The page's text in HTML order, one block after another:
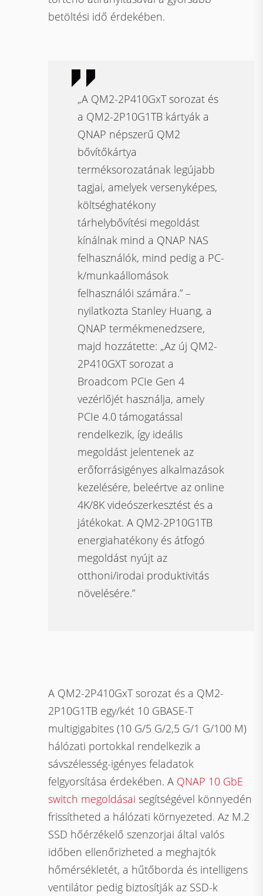
betöltési idő érdekében.
„A QM2-2P410GxT sorozat és
a QM2-2P10G1TB kártyák a
QNAP népszerű QM2
bővítőkártya
terméksorozatának legújabb
tagjai, amelyek versenyképes,
költséghatékony
tárhelybővítési megoldást
kínálnak mind a QNAP NAS
felhasználók, mind pedig a PC-
k/munkaállomások
felhasználói számára.” –
nyilatkozta Stanley Huang, a
QNAP termékmenedzsere,
majd hozzátette: „Az új QM2-
2P410GXT sorozat a
Broadcom PCIe Gen 4
vezérlőjét használja, amely
PCIe 4.0 támogatással
rendelkezik, így ideális
megoldást jelentenek az
erőforrásigényes alkalmazások
kezelésére, beleértve az online
4K/8K videószerkesztést és a
játékokat. A QM2-2P10G1TB
energiahatékony és átfogó
megoldást nyújt az
otthoni/irodai produktivitás
növelésére.”
A QM2-2P410GxT sorozat és a QM2-
2P10G1TB egy/két 10 GBASE-T
multigigabites (10 G/5 G/2,5 G/1 G/100 M)
hálózati portokkal rendelkezik a
sávszélesség-igényes feladatok
felgyorsítása érdekében. A QNAP 10 GbE
switch megoldásai segítségével könnyedén
frissítheted a hálózati környezeted. Az M.2
SSD hőérzékelő szenzorjai által valós
időben ellenőrizheted a meghajtók
hőmérsékletét, a hűtőborda és intelligens
ventilátor pedig biztosítják az SSD-k